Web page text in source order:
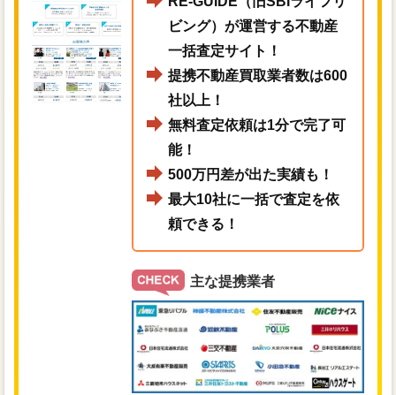
ビング）が運営する不動産
一括査定サイト！
提携不動産買取業者数は600
社以上！
無料査定依頼は1分で完了可
能！
500万円差が出た実績も！
最大10社に一括で査定を依
頼できる！
主な提携業者